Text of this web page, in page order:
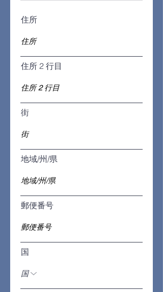
住所
住所 2 行目
街
地域/州/県
郵便番号
国